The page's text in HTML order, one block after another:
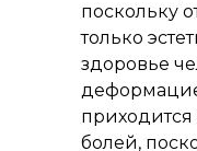
поскольку
только
здоровье
приходится
болей,